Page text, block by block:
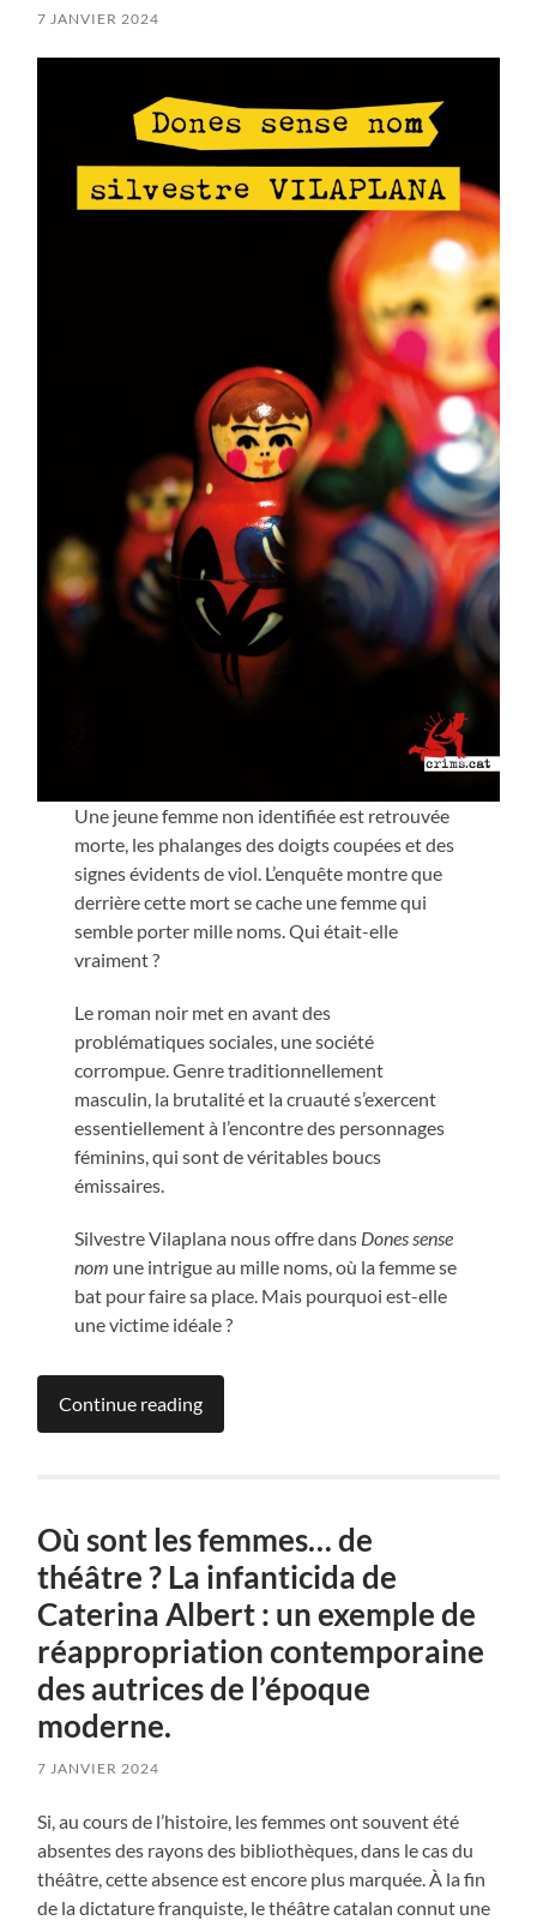
7 JANVIER 2024
Une jeune femme non identifiée est retrouvée
morte, les phalanges des doigts coupées et des
signes évidents de viol. L’enquête montre que
derrière cette mort se cache une femme qui
semble porter mille noms. Qui était-elle
vraiment ?
Le roman noir met en avant des
problématiques sociales, une société
corrompue. Genre traditionnellement
masculin, la brutalité et la cruauté s’exercent
essentiellement à l’encontre des personnages
féminins, qui sont de véritables boucs
émissaires.
Silvestre Vilaplana nous offre dans Dones sense
nom une intrigue au mille noms, où la femme se
bat pour faire sa place. Mais pourquoi est-elle
une victime idéale ?
Continue reading
Où sont les femmes… de
théâtre ? La infanticida de
Caterina Albert : un exemple de
réappropriation contemporaine
des autrices de l’époque
moderne.
7 JANVIER 2024
Si, au cours de l’histoire, les femmes ont souvent été
absentes des rayons des bibliothèques, dans le cas du
théâtre, cette absence est encore plus marquée. À la fin
de la dictature franquiste, le théâtre catalan connut une